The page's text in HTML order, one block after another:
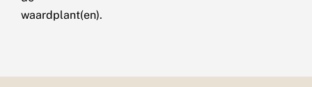
waardplant(en).